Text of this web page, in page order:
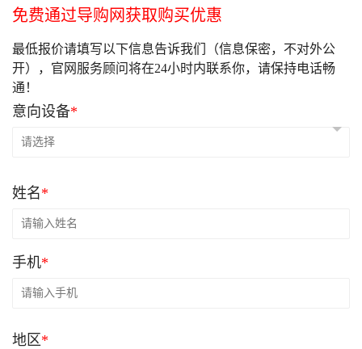
免费通过导购网获取购买优惠
最低报价请填写以下信息告诉我们（信息保密，不对外公
开），官网服务顾问将在24小时内联系你，请保持电话畅
通！
意向设备*
姓名*
手机*
地区*